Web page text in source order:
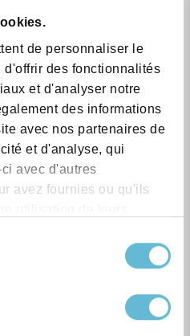
de personnaliser le
d'offrir des fonctionnalités
et d'analyser notre
des informations
avec nos partenaires de
et d'analyse, qui
avec d'autres
avez fournies ou qu'ils